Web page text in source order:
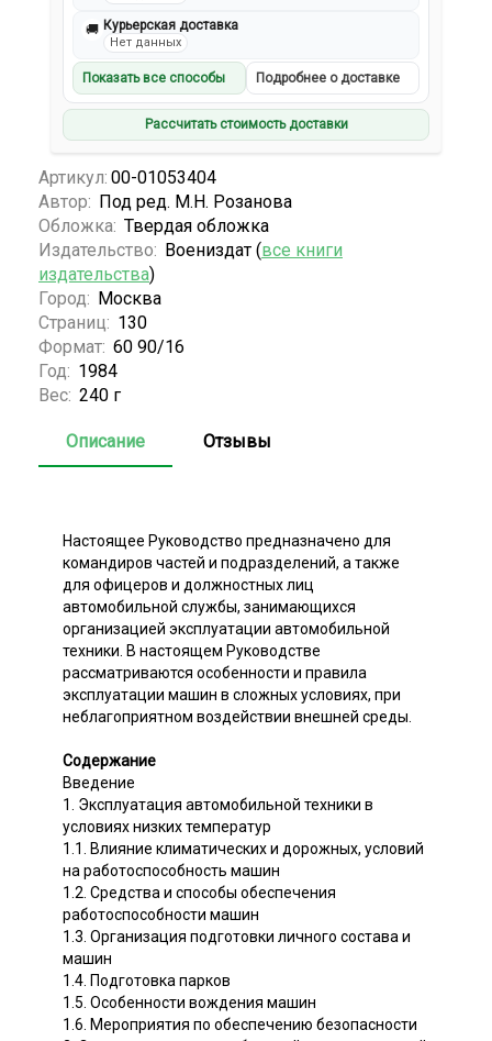
🚚 Курьерская доставка
Нет данных
Показать все способы Подробнее о доставке
Рассчитать стоимость доставки
Артикул: 00-01053404
Автор: Под ред. М.Н. Розанова
Обложка: Твердая обложка
Издательство: Воениздат (все книги
издательства)
Город: Москва
Страниц: 130
Формат: 60 90/16
Год: 1984
Вес: 240 г
Описание Отзывы
Настоящее Руководство предназначено для
командиров частей и подразделений, а также
для офицеров и должностных лиц
автомобильной службы, занимающихся
организацией эксплуатации автомобильной
техники. В настоящем Руководстве
рассматриваются особенности и правила
эксплуатации машин в сложных условиях, при
неблагоприятном воздействии внешней среды.
Содержание
Введение
1. Эксплуатация автомобильной техники в
условиях низких температур
1.1. Влияние климатических и дорожных, условий
на работоспособность машин
1.2. Средства и способы обеспечения
работоспособности машин
1.3. Организация подготовки личного состава и
машин
1.4. Подготовка парков
1.5. Особенности вождения машин
1.6. Мероприятия по обеспечению безопасности